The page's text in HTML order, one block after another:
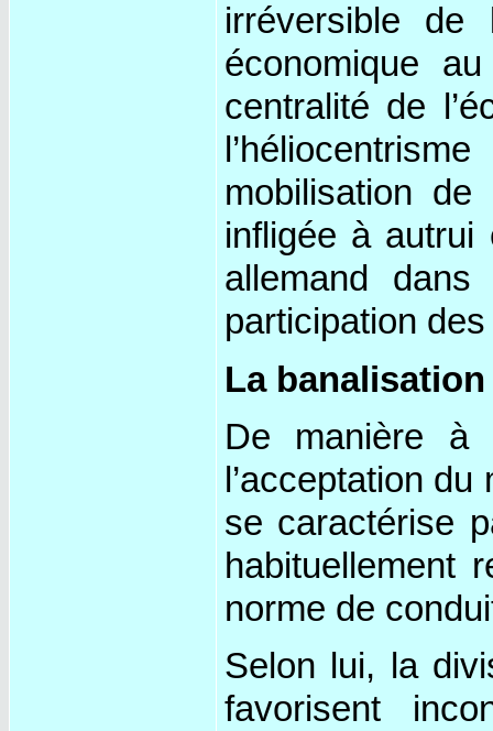
irréversible de
économique
centralité de
mobilisation
infligée à
allemand
participation
La
De manière à
l’acceptation
se caractérise
habituellement
norme de
Selon lui, la
favorisent